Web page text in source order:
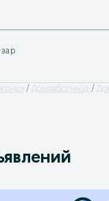
Домработница